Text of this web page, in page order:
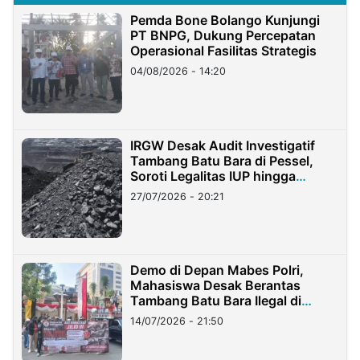
Pemda Bone Bolango Kunjungi
PT BNPG, Dukung Percepatan
Operasional Fasilitas Strategis
04/08/2026 - 14:20
IRGW Desak Audit Investigatif
Tambang Batu Bara di Pessel,
Soroti Legalitas IUP hingga
Stockpile
27/07/2026 - 20:21
Demo di Depan Mabes Polri,
Mahasiswa Desak Berantas
Tambang Batu Bara Ilegal di
Lampung
14/07/2026 - 21:50